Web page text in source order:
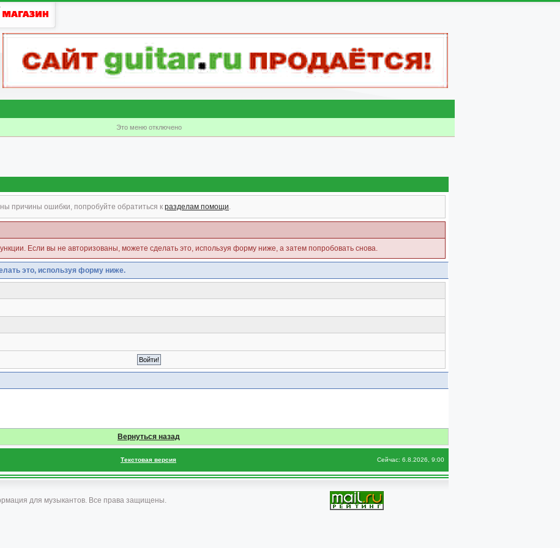
Это меню отключено
причины ошибки, попробуйте обратиться к разделам помощи.
Если вы не авторизованы, можете сделать это, используя форму ниже, а затем попробовать снова.
это, используя форму ниже.
Вернуться назад
Текстовая версия Сейчас: 6.8.2026, 9:00
для музыкантов. Все права защищены.